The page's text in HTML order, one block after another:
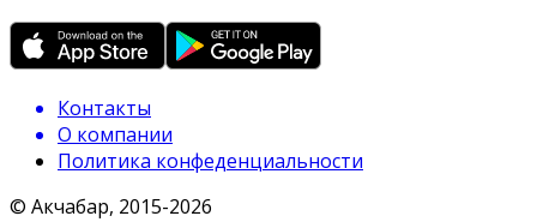
Контакты
О компании
Политика конфеденциальности
© Акчабар, 2015-2026